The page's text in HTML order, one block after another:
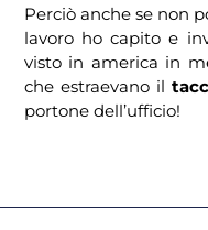
Perciò anche se non
lavoro ho capito e
visto in america in
che estraevano il
portone dell’ufficio!